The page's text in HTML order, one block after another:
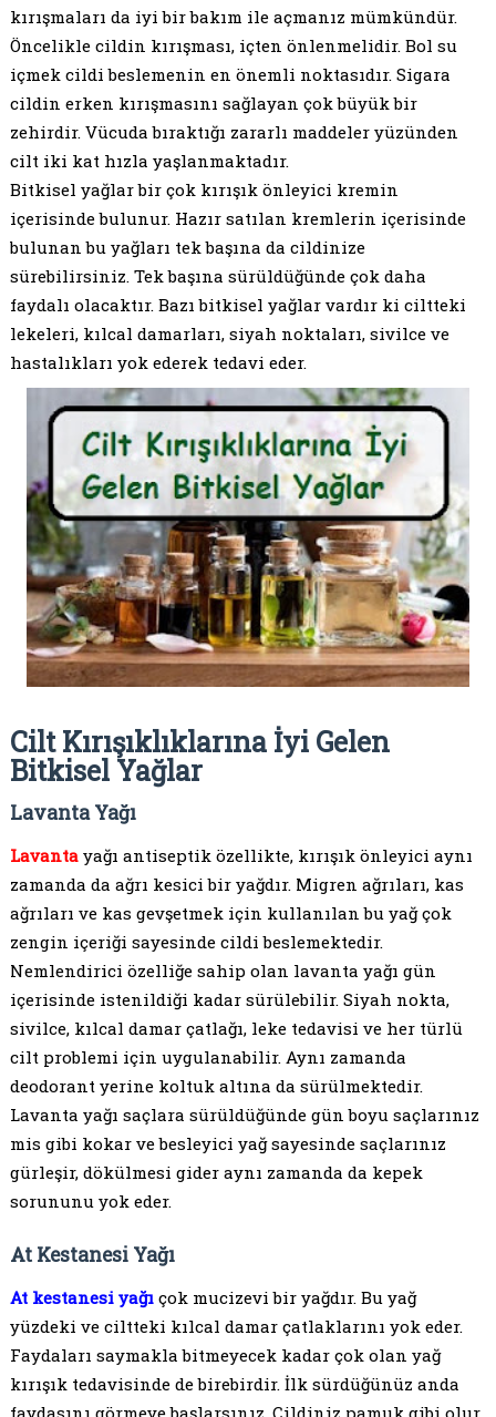
kırışmaları da iyi bir bakım ile açmanız mümkündür.
Öncelikle cildin kırışması, içten önlenmelidir. Bol su
içmek cildi beslemenin en önemli noktasıdır. Sigara
cildin erken kırışmasını sağlayan çok büyük bir
zehirdir. Vücuda bıraktığı zararlı maddeler yüzünden
cilt iki kat hızla yaşlanmaktadır.
Bitkisel yağlar bir çok kırışık önleyici kremin
içerisinde bulunur. Hazır satılan kremlerin içerisinde
bulunan bu yağları tek başına da cildinize
sürebilirsiniz. Tek başına sürüldüğünde çok daha
faydalı olacaktır. Bazı bitkisel yağlar vardır ki ciltteki
lekeleri, kılcal damarları, siyah noktaları, sivilce ve
hastalıkları yok ederek tedavi eder.
Cilt Kırışıklıklarına İyi Gelen
Bitkisel Yağlar
Lavanta Yağı
Lavantayağı antiseptik özellikte, kırışık önleyici aynı
zamanda da ağrı kesici bir yağdır. Migren ağrıları, kas
ağrıları ve kas gevşetmek için kullanılan bu yağ çok
zengin içeriği sayesinde cildi beslemektedir.
Nemlendirici özelliğe sahip olan lavanta yağı gün
içerisinde istenildiği kadar sürülebilir. Siyah nokta,
sivilce, kılcal damar çatlağı, leke tedavisi ve her türlü
cilt problemi için uygulanabilir. Aynı zamanda
deodorant yerine koltuk altına da sürülmektedir.
Lavanta yağı saçlara sürüldüğünde gün boyu saçlarınız
mis gibi kokar ve besleyici yağ sayesinde saçlarınız
gürleşir, dökülmesi gider aynı zamanda da kepek
sorununu yok eder.
At Kestanesi Yağı
At kestanesi yağıçok mucizevi bir yağdır. Bu yağ
yüzdeki ve ciltteki kılcal damar çatlaklarını yok eder.
Faydaları saymakla bitmeyecek kadar çok olan yağ
kırışık tedavisinde de birebirdir. İlk sürdüğünüz anda
faydasını görmeye başlarsınız. Cildiniz pamuk gibi olur